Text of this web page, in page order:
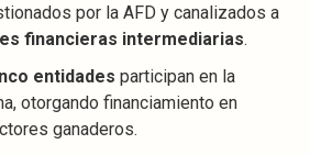
por la AFD y canalizados a
financieras intermediarias.
entidades participan en la
otorgando financiamiento en
ganaderos.